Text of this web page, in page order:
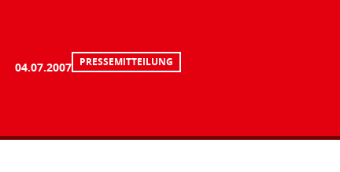
04.07.2007 PRESSEMITTEILUNG